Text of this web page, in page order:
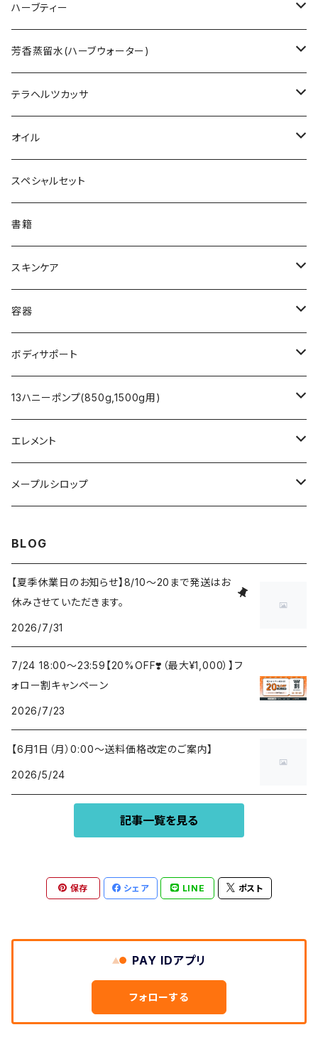
HTQ ホリステティック
HIG ハニーインザガーデン
タスマニア
レザーウッド
クローバー
ニュージーランド
ネイティブハニー
マヌカハニー
マレーシア
13honey
アップルヴィネガー
スコットランド
ヘザー
クローバー
フィリピン
アナヤ
ペパーミントMix
ラトビア
リンデン
バックウィート
エリクシール
HFL(ハニーフォーライフ)
マヌカハニー
アミノトロピック コラーゲンサポート
ラクトフェリン
ビール酵母
ドミゾワ
アミノトロピックメタ(グリシン黒糖)
ハーブティー
ハーブティー - Fire 火 -
ハーブティー - Earth 土 -
ハーブティー - Wind 風 -
ハーブティー - Water 水 -
ハーブティー - L'ondulation -
ハーブティー - L'infini -
芳香蒸留水(ハーブウォーター)
ローズウォーター
ローズゼラニウムウォーター
ラベンダーウォーター
ローズマリーウォーター
レモングラスウォーター
フランキンセンスウォーター
テラヘルツカッサ
カッサ
オイル
MCTオイル
シアバター
アルガンオイル
ホホバオイル
ココナッツオイル
バーム
フランキンセンスオイル
スキンオイル
スペシャルセット
書籍
スキンケア
ハニーエイド
クレイパック
容器
スプレーボトル
ボディサポート
腹巻タイプ トルマリン（ベージュ）
腹巻タイプ テラヘルツ（黒）
13ハニーポンプ(850g,1500g用)
13ハニーポンプ(850g,1500g用)
エレメント
火
メープルシロップ
BLOG
【夏季休業日のお知らせ】8/10～20まで発送はお
休みさせていただきます。
2026/7/31
7/24 18:00〜23:59【20%OFF❣️（最大¥1,000）】フ
ォロー割キャンペーン
2026/7/23
【6月1日（月）0:00〜送料価格改定のご案内】
2026/5/24
記事一覧を見る
保存 シェア LINE ポスト
PAY IDアプリ
フォローする